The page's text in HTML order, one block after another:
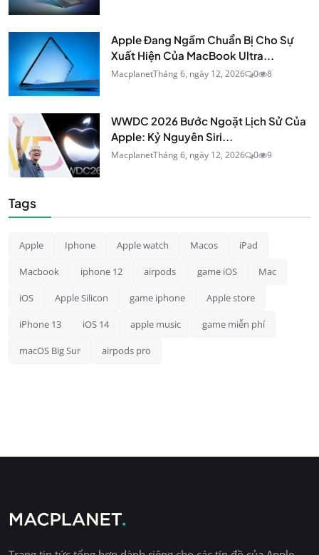
Apple Đang Ngầm Chuẩn Bị Cho Sự
Xuất Hiện Của MacBook Ultra...
MacplanetTháng 6, ngày 12, 2026 0 8
WWDC 2026 Bước Ngoặt Lịch Sử Của
Apple: Kỷ Nguyên Siri...
MacplanetTháng 6, ngày 12, 2026 0 9
Tags
Apple Iphone Apple watch Macos iPad
Macbook iphone 12 airpods game iOS Mac
iOS Apple Silicon game iphone Apple store
iPhone 13 iOS 14 apple music game miễn phí
macOS Big Sur airpods pro